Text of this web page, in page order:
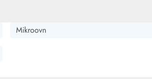
Kontakt Blåvand
Mikroovn